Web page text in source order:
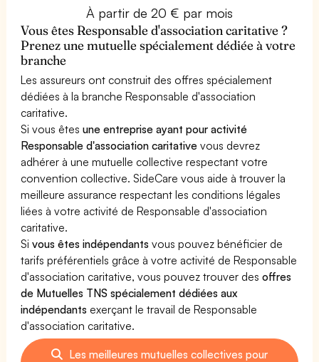
À partir de 20 € par mois
Vous êtes Responsable d'association caritative ?
Prenez une mutuelle spécialement dédiée à votre
branche
Les assureurs ont construit des offres spécialement
dédiées à la branche Responsable d'association
caritative.
Si vous êtesune entreprise ayant pour activité
Responsable d'association caritative vous devrez
adhérer à une mutuelle collective respectant votre
convention collective. SideCare vous aide à trouver la
meilleure assurance respectant les conditions légales
liées à votre activité de Responsable d'association
caritative.
Sivous êtes indépendants vous pouvez bénéficier de
tarifs préférentiels grâce à votre activité de Responsable
d'association caritative, vous pouvez trouver desoffres
de Mutuelles TNS spécialement dédiées aux
indépendants exerçant le travail de Responsable
d'association caritative.
Les meilleures mutuelles collectives pour